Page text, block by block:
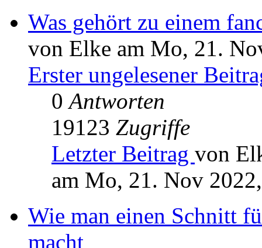
Was gehört zu einem
von Elke am Mo, 21.
Erster ungelesener
0Antworten
19123 Zugriffe
Letzter Beitrag von
am Mo, 21. Nov
Wie man einen Schnitt
macht